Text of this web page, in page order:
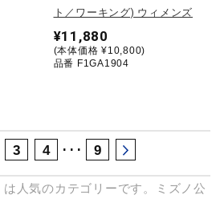
ト／ワーキング) ウィメンズ
¥11,880
(本体価格 ¥10,800)
品番 F1GA1904
3 4 ･･･ 9
は人気のカテゴリーです。ミズノ公